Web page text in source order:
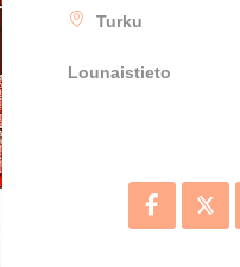
Turku
Lounaistieto